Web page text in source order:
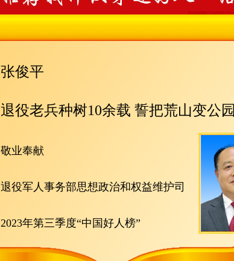
张俊平
退役老兵种树10余载 誓把荒山变公园
敬业奉献
退役军人事务部思想政治和权益维护司
2023年第三季度“中国好人榜”